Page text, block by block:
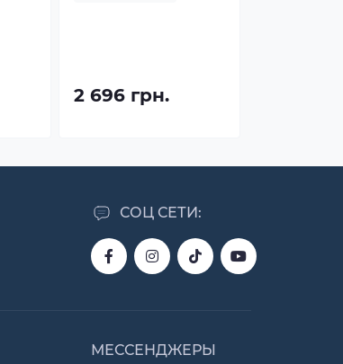
2 696 грн.
СОЦ СЕТИ:
МЕССЕНДЖЕРЫ